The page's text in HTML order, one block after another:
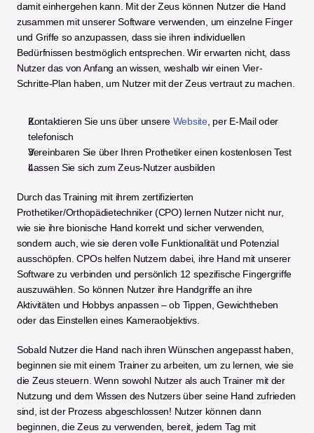
damit einhergehen kann. Mit der Zeus können Nutzer die Hand
zusammen mit unserer Software verwenden, um einzelne Finger
und Griffe so anzupassen, dass sie ihren individuellen
Bedürfnissen bestmöglich entsprechen. Wir erwarten nicht, dass
Nutzer das von Anfang an wissen, weshalb wir einen Vier-
Schritte-Plan haben, um Nutzer mit der Zeus vertraut zu machen.
Kontaktieren Sie uns über unsere Website , per E-Mail oder
telefonisch
Vereinbaren Sie über Ihren Prothetiker einen kostenlosen Test
Lassen Sie sich zum Zeus-Nutzer ausbilden
Durch das Training mit ihrem zertifizierten
Prothetiker/Orthopädietechniker (CPO) lernen Nutzer nicht nur,
wie sie ihre bionische Hand korrekt und sicher verwenden,
sondern auch, wie sie deren volle Funktionalität und Potenzial
ausschöpfen. CPOs helfen Nutzern dabei, ihre Hand mit unserer
Software zu verbinden und persönlich 12 spezifische Fingergriffe
auszuwählen. So können Nutzer ihre Handgriffe an ihre
Aktivitäten und Hobbys anpassen – ob Tippen, Gewichtheben
oder das Einstellen eines Kameraobjektivs.
Sobald Nutzer die Hand nach ihren Wünschen angepasst haben,
beginnen sie mit einem Trainer zu arbeiten, um zu lernen, wie sie
die Zeus steuern. Wenn sowohl Nutzer als auch Trainer mit der
Nutzung und dem Wissen des Nutzers über seine Hand zufrieden
sind, ist der Prozess abgeschlossen! Nutzer können dann
beginnen, die Zeus zu verwenden, bereit, jedem Tag mit